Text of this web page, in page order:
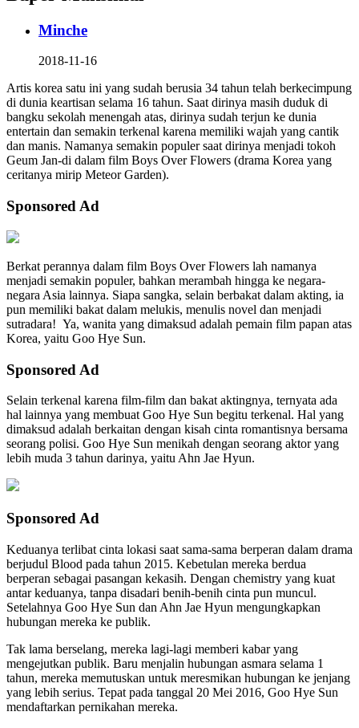
Minche
2018-11-16
Artis korea satu ini yang sudah berusia 34 tahun telah berkecimpung
di dunia keartisan selama 16 tahun. Saat dirinya masih duduk di
bangku sekolah menengah atas, dirinya sudah terjun ke dunia
entertain dan semakin terkenal karena memiliki wajah yang cantik
dan manis. Namanya semakin populer saat dirinya menjadi tokoh
Geum Jan-di dalam film Boys Over Flowers (drama Korea yang
ceritanya mirip Meteor Garden).
Sponsored Ad
Berkat perannya dalam film Boys Over Flowers lah namanya
menjadi semakin populer, bahkan merambah hingga ke negara-
negara Asia lainnya. Siapa sangka, selain berbakat dalam akting, ia
pun memiliki bakat dalam melukis, menulis novel dan menjadi
sutradara! Ya, wanita yang dimaksud adalah pemain film papan atas
Korea, yaitu Goo Hye Sun.
Sponsored Ad
Selain terkenal karena film-film dan bakat aktingnya, ternyata ada
hal lainnya yang membuat Goo Hye Sun begitu terkenal. Hal yang
dimaksud adalah berkaitan dengan kisah cinta romantisnya bersama
seorang polisi. Goo Hye Sun menikah dengan seorang aktor yang
lebih muda 3 tahun darinya, yaitu Ahn Jae Hyun.
Sponsored Ad
Keduanya terlibat cinta lokasi saat sama-sama berperan dalam drama
berjudul Blood pada tahun 2015. Kebetulan mereka berdua
berperan sebagai pasangan kekasih. Dengan chemistry yang kuat
antar keduanya, tanpa disadari benih-benih cinta pun muncul.
Setelahnya Goo Hye Sun dan Ahn Jae Hyun mengungkapkan
hubungan mereka ke publik.
Tak lama berselang, mereka lagi-lagi memberi kabar yang
mengejutkan publik. Baru menjalin hubungan asmara selama 1
tahun, mereka memutuskan untuk meresmikan hubungan ke jenjang
yang lebih serius. Tepat pada tanggal 20 Mei 2016, Goo Hye Sun
mendaftarkan pernikahan mereka.